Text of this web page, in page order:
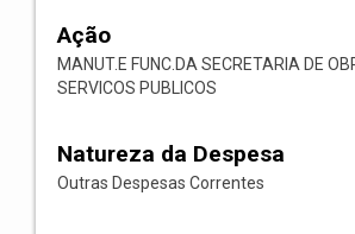
Ação
MANUT.E FUNC.DA SECRETARIA DE
SERVICOS PUBLICOS
Natureza da Despesa
Outras Despesas Correntes